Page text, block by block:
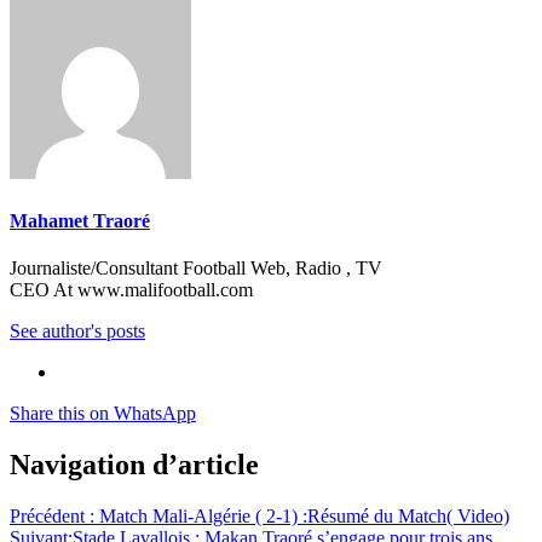
Mahamet Traoré
Journaliste/Consultant Football Web, Radio , TV
CEO At www.malifootball.com
See author's posts
Share this on WhatsApp
Navigation d’article
Précédent : Match Mali-Algérie ( 2-1) :Résumé du Match( Video)
Suivant:Stade Lavallois : Makan Traoré s’engage pour trois ans